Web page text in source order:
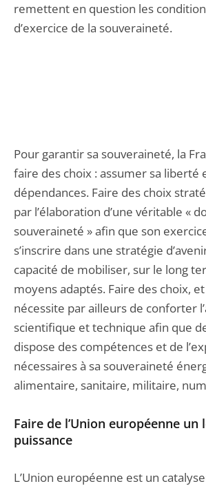
remettent en question les
d’exercice de la souveraineté.
Pour garantir sa souveraineté, la
faire des choix : assumer sa liberté
dépendances. Faire des choix
par l’élaboration d’une véritable «
souveraineté » afin que son
s’inscrire dans une stratégie
capacité de mobiliser, sur le long
moyens adaptés. Faire des choix, et
nécessite par ailleurs de conforter
scientifique et technique afin que
dispose des compétences et de
nécessaires à sa souveraineté
alimentaire, sanitaire, militaire,
Faire de l’Union européenne un
puissance
L’Union européenne est un